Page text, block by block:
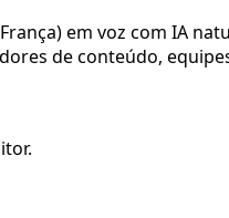
em voz com IA
de conteúdo,